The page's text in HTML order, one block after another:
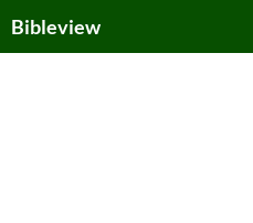
toBibleview